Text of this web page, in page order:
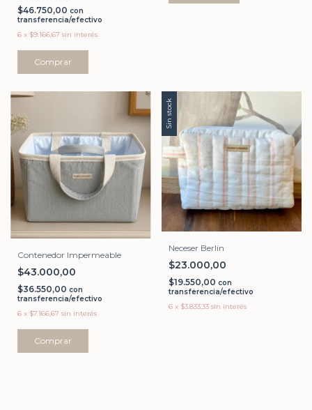
$46.750,00 con
transferencia/efectivo
6 x $9.166,67 sin interés
Comprar
Contenedor Impermeable
$43.000,00
$36.550,00 con
transferencia/efectivo
6 x $7.166,67 sin interés
Comprar
Sin stock
Neceser Berlin
$23.000,00
$19.550,00 con
transferencia/efectivo
6 x $3.833,33 sin interés